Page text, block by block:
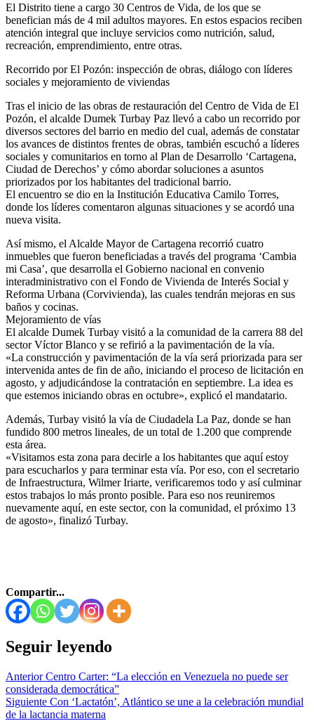
El Distrito tiene a cargo 30 Centros de Vida, de los que se
benefician más de 4 mil adultos mayores. En estos espacios reciben
atención integral que incluye servicios como nutrición, salud,
recreación, emprendimiento, entre otras.
Recorrido por El Pozón: inspección de obras, diálogo con líderes
sociales y mejoramiento de viviendas
Tras el inicio de las obras de restauración del Centro de Vida de El
Pozón, el alcalde Dumek Turbay Paz llevó a cabo un recorrido por
diversos sectores del barrio en medio del cual, además de constatar
los avances de distintos frentes de obras, también escuchó a líderes
sociales y comunitarios en torno al Plan de Desarrollo ‘Cartagena,
Ciudad de Derechos’ y cómo abordar soluciones a asuntos
priorizados por los habitantes del tradicional barrio.
El encuentro se dio en la Institución Educativa Camilo Torres,
donde los líderes comentaron algunas situaciones y se acordó una
nueva visita.
Así mismo, el Alcalde Mayor de Cartagena recorrió cuatro
inmuebles que fueron beneficiadas a través del programa ‘Cambia
mi Casa’, que desarrolla el Gobierno nacional en convenio
interadministrativo con el Fondo de Vivienda de Interés Social y
Reforma Urbana (Corvivienda), las cuales tendrán mejoras en sus
baños y cocinas.
Mejoramiento de vías
El alcalde Dumek Turbay visitó a la comunidad de la carrera 88 del
sector Víctor Blanco y se refirió a la pavimentación de la vía.
«La construcción y pavimentación de la vía será priorizada para ser
intervenida antes de fin de año, iniciando el proceso de licitación en
agosto, y adjudicándose la contratación en septiembre. La idea es
que estemos iniciando obras en octubre», explicó el mandatario.
Además, Turbay visitó la vía de Ciudadela La Paz, donde se han
fundido 800 metros lineales, de un total de 1.200 que comprende
esta área.
«Visitamos esta zona para decirle a los habitantes que aquí estoy
para escucharlos y para terminar esta vía. Por eso, con el secretario
de Infraestructura, Wilmer Iriarte, verificaremos todo y así culminar
estos trabajos lo más pronto posible. Para eso nos reuniremos
nuevamente aquí, en este sector, con la comunidad, el próximo 13
de agosto», finalizó Turbay.
Compartir...
Seguir leyendo
AnteriorCentro Carter: “La elección en Venezuela no puede ser
considerada democrática”
Siguiente Con ‘Lactatón’, Atlántico se une a la celebración mundial
de la lactancia materna